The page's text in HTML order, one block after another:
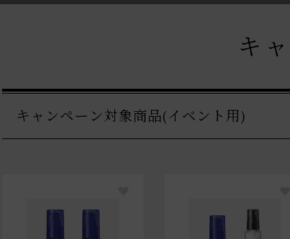
キ
キャンペーン対象商品(イベント用)